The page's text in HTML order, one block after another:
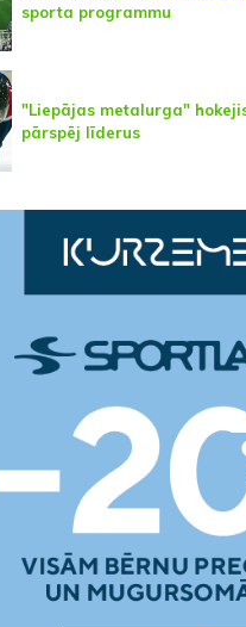
sporta programmu
"Liepājas metalurga"
pārspēj līderus